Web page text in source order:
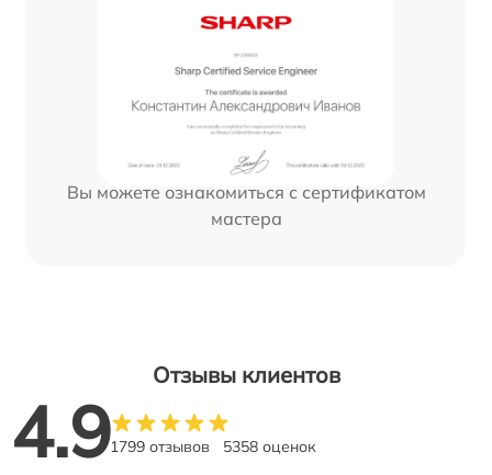
Вы можете ознакомиться с сертификатом
мастера
Отзывы клиентов
4.91799 отзывов 5358 оценок